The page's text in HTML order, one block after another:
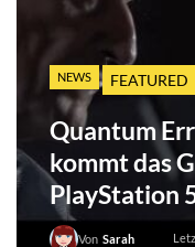
NEWS FEATURED
Quantum
kommt das
PlayStation
Von Sarah